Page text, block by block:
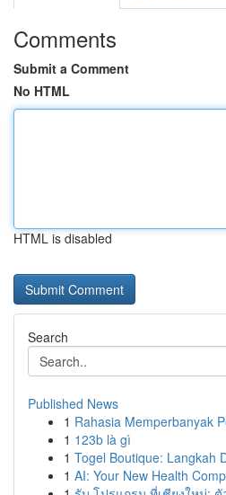
Comments
Submit a Comment
No HTML
HTML is disabled
Search
Published News
1 Rahasia Memperbanyak
1 123b là gì
1 Togel Boutique: Langkah
1 AI: Your New Health